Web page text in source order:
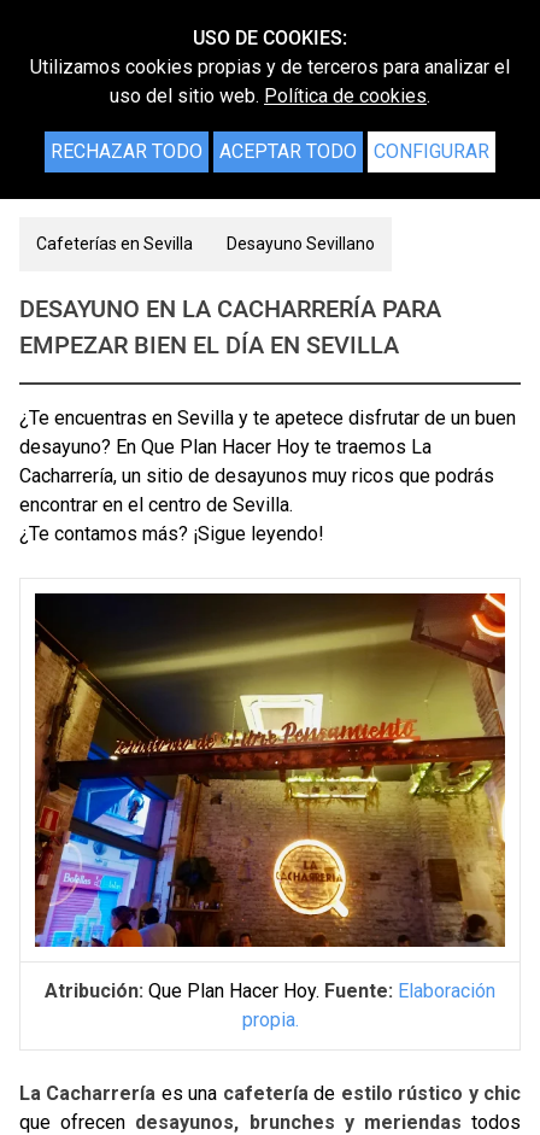
Cafeterías en Sevilla Desayuno Sevillano
DESAYUNO EN LA CACHARRERÍA PARA
EMPEZAR BIEN EL DÍA EN SEVILLA
¿Te encuentras en Sevilla y te apetece disfrutar de un buen
desayuno? En Que Plan Hacer Hoy te traemos La
Cacharrería, un sitio de desayunos muy ricos que podrás
encontrar en el centro de Sevilla.
¿Te contamos más? ¡Sigue leyendo!
Atribución: Que Plan Hacer Hoy. Fuente: Elaboración
propia.
La Cacharrería es una cafeteríade estilo rústico y chic
que ofrecen desayunos, brunches y meriendas todos
USO DE COOKIES:
Utilizamos cookies propias y de terceros para analizar el
uso del sitio web. Política de cookies.
RECHAZAR TODO ACEPTAR TODO CONFIGURAR